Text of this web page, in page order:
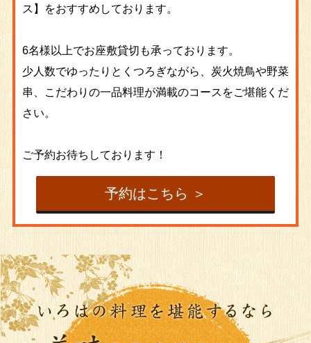
ス】をおすすめしております。
6名様以上でお座敷貸切も承っております。
少人数でゆったりとくつろぎながら、炭火焼鳥や野菜
串、こだわりの一品料理が満載のコースをご堪能くだ
さい。
ご予約お待ちしております！
予約はこちら ＞